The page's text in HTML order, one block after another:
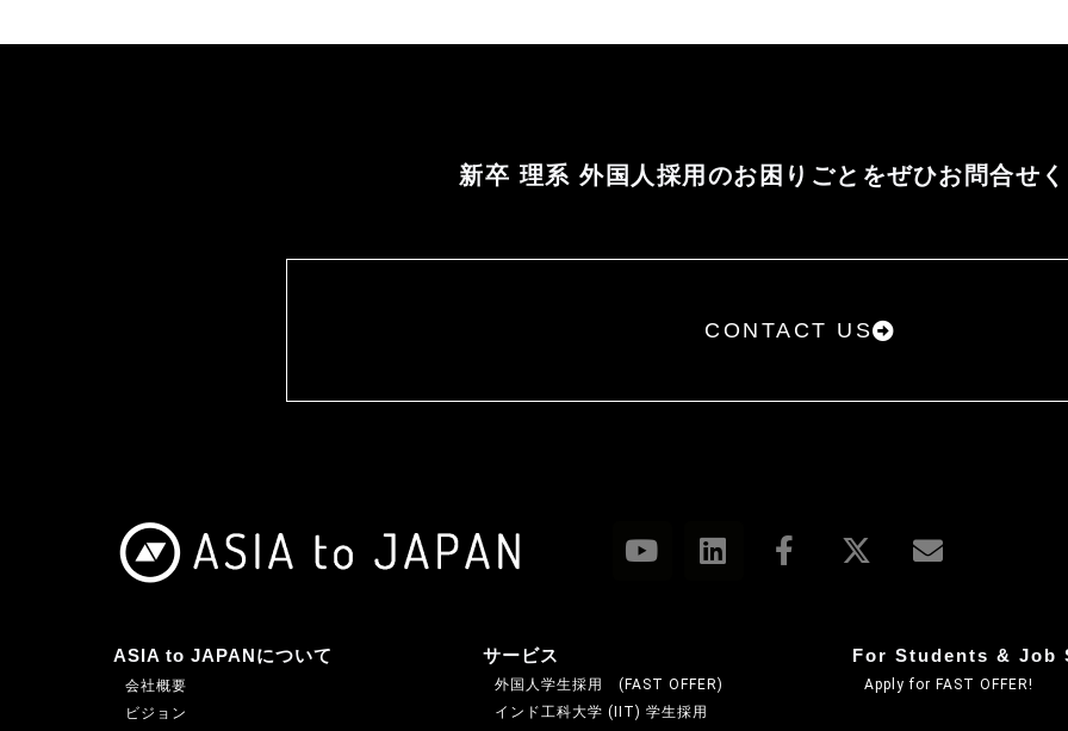
新卒 理系 外国人採用のお困りごとをぜひお問合せ
CONTACT US
ASIA to JAPANについて
会社概要
ビジョン
サービス
外国人学生採用 (FAST OFFER)
インド工科大学 (IIT) 学生採用
For Students & Job
Apply for FAST OFFER!